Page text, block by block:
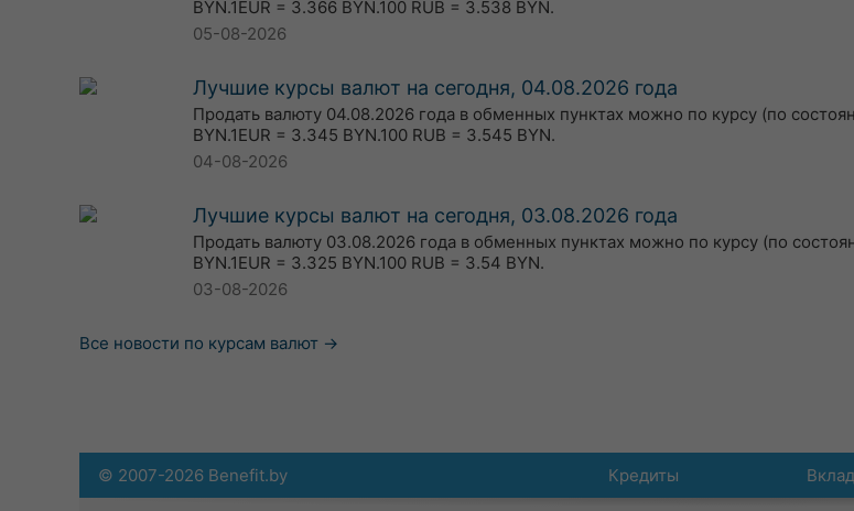
BYN.1EUR = 3.366 BYN.100 RUB = 3.538 BYN.
05-08-2026
Лучшие курсы валют на сегодня, 04.08.2026 года
Продать валюту 04.08.2026 года в обменных пунктах можно по курсу (по
BYN.1EUR = 3.345 BYN.100 RUB = 3.545 BYN.
04-08-2026
Лучшие курсы валют на сегодня, 03.08.2026 года
Продать валюту 03.08.2026 года в обменных пунктах можно по курсу (по
BYN.1EUR = 3.325 BYN.100 RUB = 3.54 BYN.
03-08-2026
Все новости по курсам валют →
Кредиты
© 2007-2026 Benefit.by